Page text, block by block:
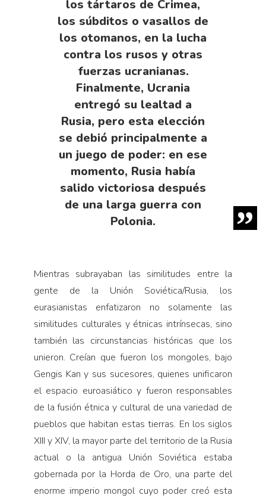
los tártaros de Crimea,
los súbditos o vasallos de
los otomanos, en la lucha
contra los rusos y otras
fuerzas ucranianas.
Finalmente, Ucrania
entregó su lealtad a
Rusia, pero esta elección
se debió principalmente a
un juego de poder: en ese
momento, Rusia había
salido victoriosa después
de una larga guerra con
Polonia.
Mientras subrayaban las similitudes entre la
gente de la Unión Soviética/Rusia, los
eurasianistas enfatizaron no solamente las
similitudes culturales y étnicas intrínsecas, sino
también las circunstancias históricas que los
unieron. Creían que fueron los mongoles, bajo
Gengis Kan y sus sucesores, quienes unificaron
el espacio euroasiático y fueron responsables
de la fusión étnica y cultural de una variedad de
pueblos que habitan estas tierras. En los siglos
XIII y XIV, la mayor parte del territorio de la Rusia
actual o la antigua Unión Soviética estaba
gobernada por la Horda de Oro, una parte del
enorme imperio mongol cuyo poder creó esta